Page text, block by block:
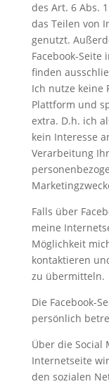
des Art. 6 Abs.
das Teilen von
genutzt.
Facebook-Seite
finden
Ich nutze keine
Plattform und
extra. D.h. ich
kein Interesse
Verarbeitung
Falls über
meine
Möglichkeit
kontaktieren
zu übermitteln.
Die Facebook-
persönlich
Über die Social
Internetseite
den sozialen